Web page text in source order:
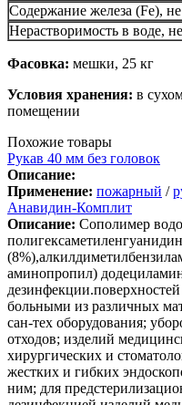
Содержание железа (Fe),
Нерастворимость в воде,
Фасовка: мешки, 25 кг
Условия хранения: в
помещении
Похожие товары
Рукав 40 мм без головок
Описание:
Применение: пожарный /
Анавидин-Комплит
Описание: Сополимер
аминопропил)
больными из различных
сан-тех оборудования;
отходов; изделий
хирургических и
жестких и гибких
ним; для